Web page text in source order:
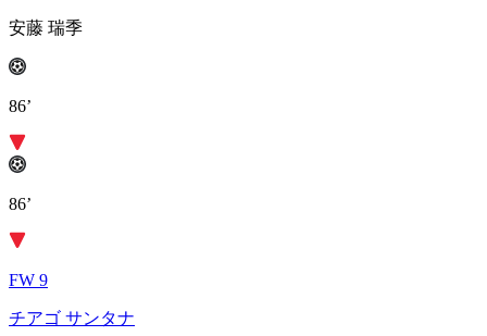
安藤 瑞季
86’
86’
FW 9
チアゴ サンタナ